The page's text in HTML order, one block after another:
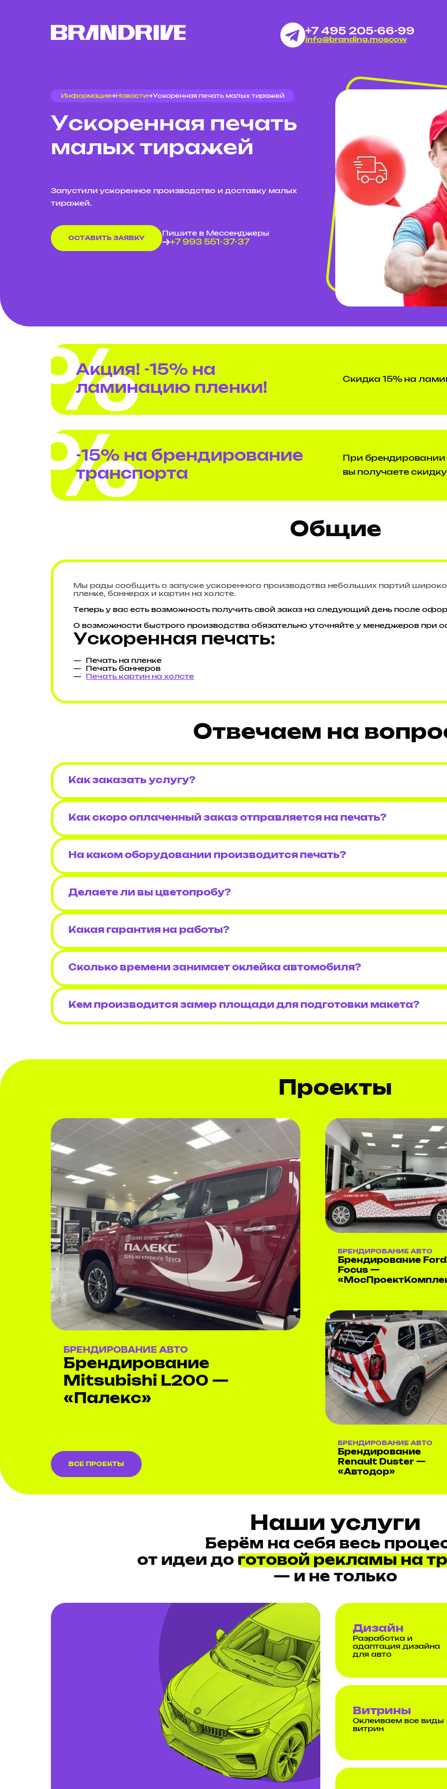
+7 495 205-66-99
info@branding.moscow
Информация Новости Ускоренная печать малых тиражей
Ускоренная печать
малых тиражей
Запустили ускоренное производство и доставку малых
тиражей.
ОСТАВИТЬ ЗАЯВКУ
Пишите в Мессенджеры
+7 993 551-37-37
Акция! -15% на
ламинацию пленки!
Скидка 15% на
-15% на брендирование
транспорта
При брендировании
вы получаете
Общие
Мы рады сообщить о запуске ускоренного производства небольших партий
пленке, баннерах и картин на холсте.
Теперь у вас есть возможность получить свой заказ на следующий день после
О возможности быстрого производства обязательно уточняйте у менеджеров при
Ускоренная печать:
Печать на пленке
Печать баннеров
Печать картин на холсте
Отвечаем на
Как заказать услугу?
Как скоро оплаченный заказ отправляется на печать?
На каком оборудовании производится печать?
Делаете ли вы цветопробу?
Какая гарантия на работы?
Сколько времени занимает оклейка автомобиля?
Кем производится замер площади для подготовки макета?
Проекты
БРЕНДИРОВАНИЕ АВТО
Брендирование
Mitsubishi L200 —
«Палекс»
ВСЕ ПРОЕКТЫ
БРЕНДИРОВАНИЕ АВТО
Брендирование Ford
Focus —
БРЕНДИРОВАНИЕ АВТО
Брендирование
Renault Duster —
«Автодор»
Наши услуги
Берём на себя весь
от идеи до готовой рекламы на
— и не только
Дизайн
Разработка и
адаптация дизайна
для авто
Витрины
Оклеиваем все виды
витрин